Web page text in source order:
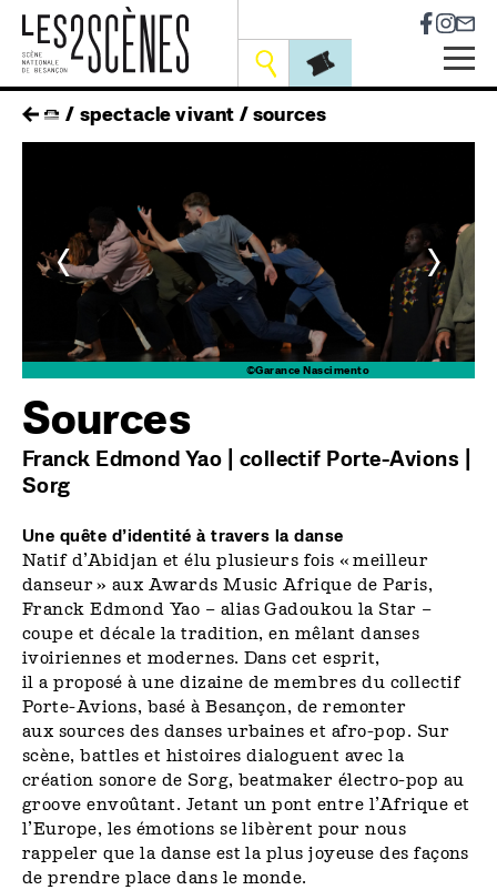
Skip
main
Outils
fil
spectacle vivant sources
<
©Garance Nascimento
>
Sources
Franck Edmond Yao | collectif Porte-Avions |
Sorg
Une quête d’identité à travers la danse
Natif d’Abidjan et élu plusieurs fois « meilleur
danseur » aux Awards Music Afrique de Paris,
Franck Edmond Yao – alias Gadoukou la Star –
coupe et décale la tradition, en mêlant danses
ivoiriennes et modernes. Dans cet esprit,
il a proposé à une dizaine de membres du collectif
Porte-Avions, basé à Besançon, de remonter
aux sources des danses urbaines et afro-pop. Sur
scène, battles et histoires dialoguent avec la
création sonore de Sorg, beatmaker électro-pop au
groove envoûtant. Jetant un pont entre l’Afrique et
l’Europe, les émotions se libèrent pour nous
rappeler que la danse est la plus joyeuse des façons
de prendre place dans le monde.